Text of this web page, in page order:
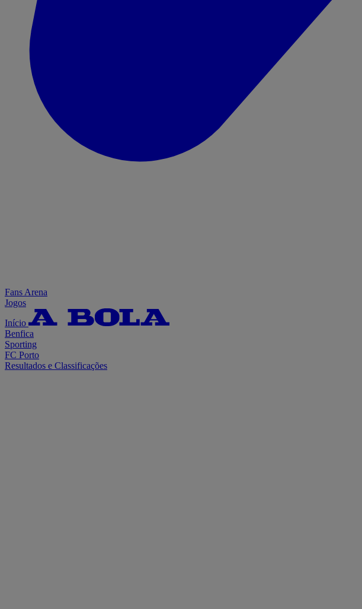
Fans Arena
Jogos
Início
Benfica
Sporting
FC Porto
Resultados e Classificações